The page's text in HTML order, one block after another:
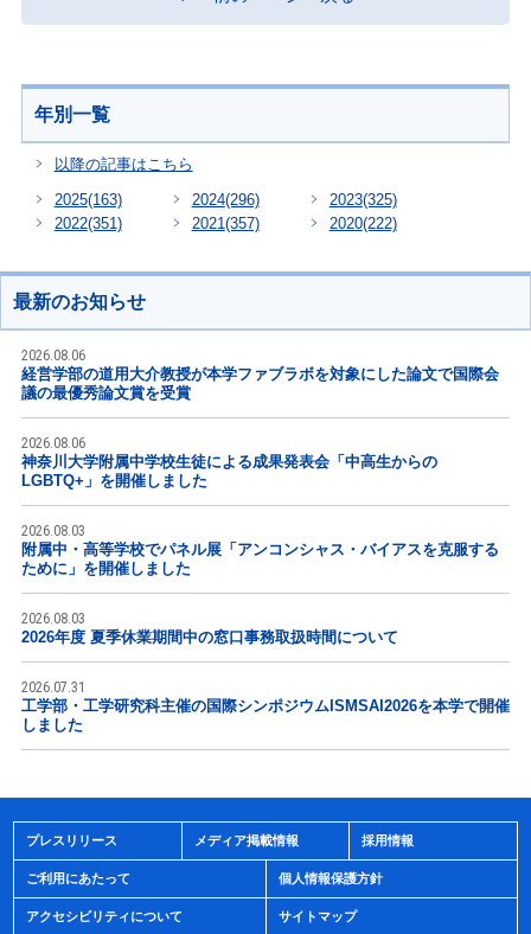
年別一覧
以降の記事はこちら
2025(163) 2024(296) 2023(325)
2022(351) 2021(357) 2020(222)
最新のお知らせ
2026.08.06
経営学部の道用大介教授が本学ファブラボを対象にした論文で国際会
議の最優秀論文賞を受賞
2026.08.06
神奈川大学附属中学校生徒による成果発表会「中高生からの
LGBTQ+」を開催しました
2026.08.03
附属中・高等学校でパネル展「アンコンシャス・バイアスを克服する
ために」を開催しました
2026.08.03
2026年度 夏季休業期間中の窓口事務取扱時間について
2026.07.31
工学部・工学研究科主催の国際シンポジウムISMSAI2026を本学で開催
しました
プレスリリース メディア掲載情報 採用情報
ご利用にあたって 個人情報保護方針
アクセシビリティについて サイトマップ